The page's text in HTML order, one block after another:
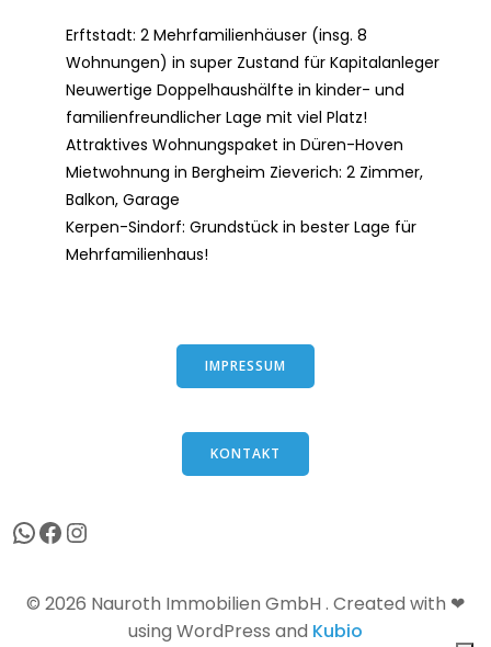
Erftstadt: 2 Mehrfamilienhäuser (insg. 8
Wohnungen) in super Zustand für Kapitalanleger
Neuwertige Doppelhaushälfte in kinder- und
familienfreundlicher Lage mit viel Platz!
Attraktives Wohnungspaket in Düren-Hoven
Mietwohnung in Bergheim Zieverich: 2 Zimmer,
Balkon, Garage
Kerpen-Sindorf: Grundstück in bester Lage für
Mehrfamilienhaus!
IMPRESSUM
KONTAKT
WhatsApp
Facebook
Instagram
© 2026 Nauroth Immobilien GmbH . Created with ❤
using WordPress and Kubio